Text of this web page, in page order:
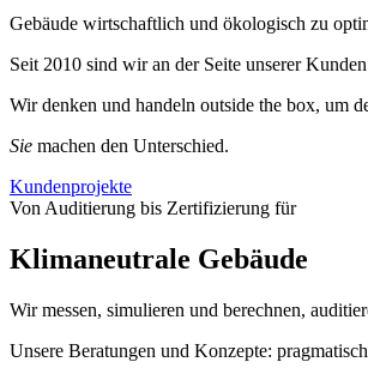
Gebäude wirtschaftlich und ökologisch zu
Seit 2010 sind wir an der Seite unserer
Wir denken und handeln outside the box, um
Sie machen den Unterschied.
Kundenprojekte
Von Auditierung bis Zertifizierung für
Klima­neutrale Gebäude
Wir messen, simulieren und berechnen,
Unsere Beratungen und Konzepte: